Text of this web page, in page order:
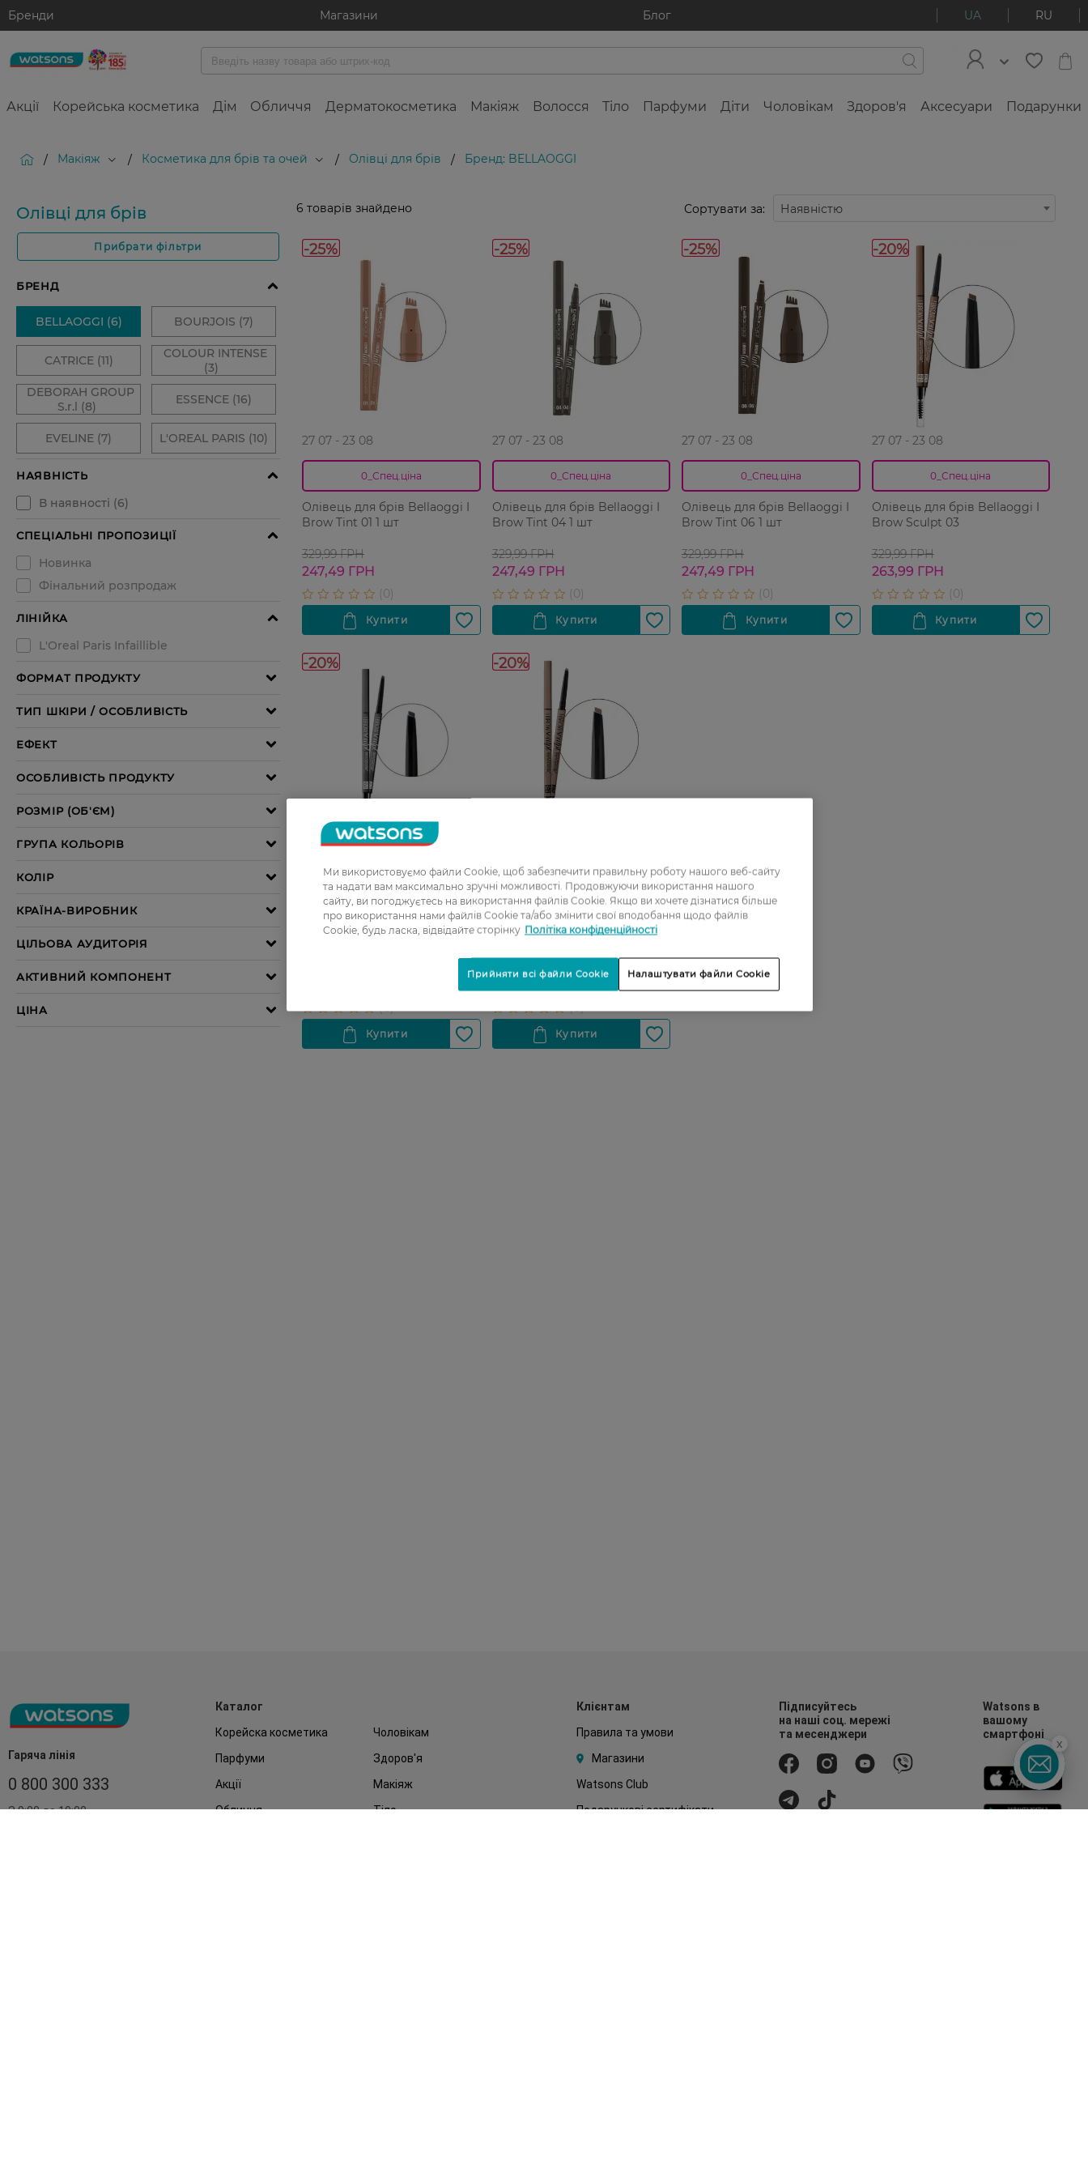
Бренди Магазини Блог UA RU
Акції Корейська косметика Дім Обличчя Дерматокосметика Макіяж Волосся Тіло Парфуми Діти Чоловікам Здоров'я Аксесуари Подарунки
/ Макіяж / Косметика для брів та очей / Олівці для брів / Бренд: BELLAOGGI
Олівці для брів
Прибрати фільтри
6 товарів знайдено Сортувати за: Наявністю
-25%
27 07 - 23 08
0_Спец.ціна
Олівець для брів Bellaoggi I
Brow Tint 01 1 шт
329,99 ГРН
247,49 ГРН
-25%
27 07 - 23 08
0_Спец.ціна
Олівець для брів Bellaoggi I
Brow Tint 04 1 шт
329,99 ГРН
247,49 ГРН
-25%
27 07 - 23 08
0_Спец.ціна
Олівець для брів Bellaoggi I
Brow Tint 06 1 шт
329,99 ГРН
247,49 ГРН
-20%
27 07 - 23 08
0_Спец.ціна
Олівець для брів Bellaoggi I
Brow Sculpt 03
329,99 ГРН
263,99 ГРН
-20%
0_Спец.ціна
Олівець для брів Bellaoggi I
Brow Sculpt 06
-20%
0_Спец.ціна
Олівець для брів Bellaoggi I
Brow Sculpt 02
329,99 ГРН
Гаряча лінія
0 800 300 333
З 9:00 до 19:00
Каталог
Корейска косметика
Чоловікам
Парфуми
Здоров'я
Акції
Макіяж
Обличчя
Тіло
Клієнтам
Правила та умови
Магазини
Watsons Club
Подарункові сертифікати
Підписуйтесь
на наші соц. мережі
та месенджери
Watsons в
вашому
смартфоні
x
Ми використовуємо файли Cookie, щоб забезпечити правильну роботу нашого веб-сайту
та надати вам максимально зручні можливості. Продовжуючи використання нашого
сайту, ви погоджуєтесь на використання файлів Cookie. Якщо ви хочете дізнатися більше
про використання нами файлів Cookie та/або змінити свої вподобання щодо файлів
Cookie, будь ласка, відвідайте сторінку Політіка конфіденційності
Налаштувати файли Cookie
Прийняти всі файли Cookie